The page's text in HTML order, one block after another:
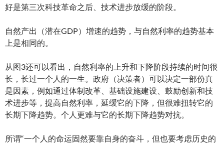
好是第三次科技革命之后、技术进步放缓的阶段。
自然产出（潜在GDP）增速的趋势，与自然利率的趋势基本
上是相同的。
从图3还可以看出，自然利率的上升和下降阶段持续的时间很
长，长过一个人的一生。政府（决策者）可以决定一部份真
是因素，例如通过体制改革、基础设施建设、鼓励创新和技
术进步等，提高自然利率，延缓它的下降，但很难扭转它的
长期下降趋势。个人更难与它的长期下降趋势对抗。
所谓“一个人的命运固然要靠自身的奋斗，但也要考虑历史的